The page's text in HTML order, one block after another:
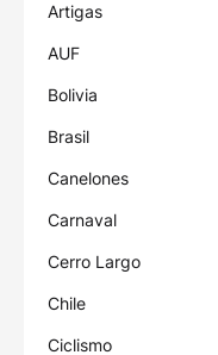
Artigas
AUF
Bolivia
Brasil
Canelones
Carnaval
Cerro Largo
Chile
Ciclismo